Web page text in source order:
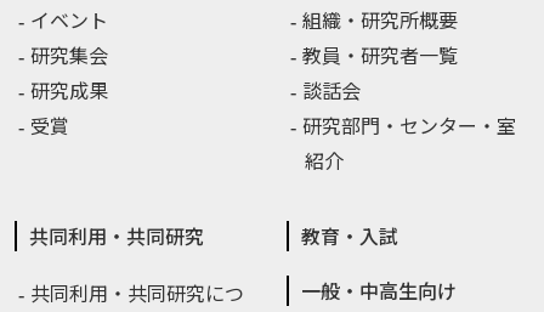
イベント
研究集会
研究成果
受賞
組織・研究所概要
教員・研究者一覧
談話会
研究部門・センター・室
紹介
共同利用・共同研究
共同利用・共同研究につ
教育・入試
一般・中高生向け